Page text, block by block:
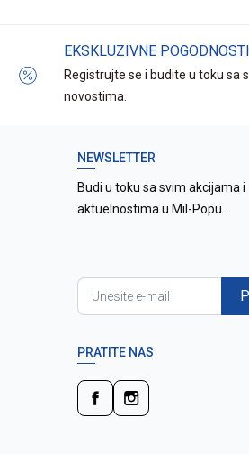
EKSKLUZIVNE POGODNOSTI
Registrujte se i budite u toku sa
novostima.
NEWSLETTER
Budi u toku sa svim akcijama i
aktuelnostima u Mil-Popu.
PRATITE NAS